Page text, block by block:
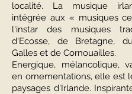
localité. La musique
intégrée aux « musiques
l'instar des musiques
d'Ecosse, de Bretagne,
Galles et de Cornouailles.
Energique, mélancolique,
en ornementations, elle est
paysages d'Irlande.